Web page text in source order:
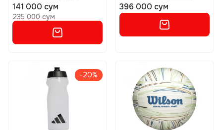
141 000 сум
235 000 сум
396 000 сум
-20%